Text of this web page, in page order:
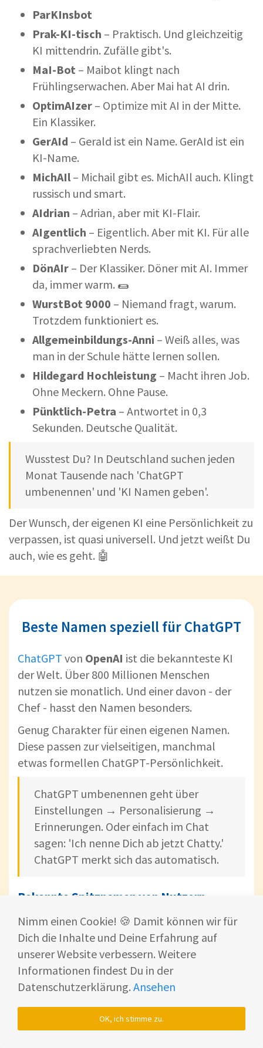
ParKInsbot
Prak-KI-tisch – Praktisch. Und gleichzeitig
KI mittendrin. Zufälle gibt's.
MaI-Bot – Maibot klingt nach
Frühlingserwachen. Aber Mai hat AI drin.
OptimAIzer – Optimize mit AI in der Mitte.
Ein Klassiker.
GerAId – Gerald ist ein Name. GerAId ist ein
KI-Name.
MichAIl – Michail gibt es. MichAIl auch. Klingt
russisch und smart.
AIdrian – Adrian, aber mit KI-Flair.
AIgentlich – Eigentlich. Aber mit KI. Für alle
sprachverliebten Nerds.
DönAIr – Der Klassiker. Döner mit AI. Immer
da, immer warm. 🌯
WurstBot 9000 – Niemand fragt, warum.
Trotzdem funktioniert es.
Allgemeinbildungs-Anni – Weiß alles, was
man in der Schule hätte lernen sollen.
Hildegard Hochleistung – Macht ihren Job.
Ohne Meckern. Ohne Pause.
Pünktlich-Petra – Antwortet in 0,3
Sekunden. Deutsche Qualität.
Wusstest Du? In Deutschland suchen jeden
Monat Tausende nach 'ChatGPT
umbenennen' und 'KI Namen geben'.
Der Wunsch, der eigenen KI eine Persönlichkeit zu
verpassen, ist quasi universell. Und jetzt weißt Du
auch, wie es geht. 🤖
Beste Namen speziell für ChatGPT
ChatGPT von OpenAI ist die bekannteste KI
der Welt. Über 800 Millionen Menschen
nutzen sie monatlich. Und einer davon - der
Chef - hasst den Namen besonders.
Genug Charakter für einen eigenen Namen.
Diese passen zur vielseitigen, manchmal
etwas formellen ChatGPT-Persönlichkeit.
ChatGPT umbenennen geht über
Einstellungen → Personalisierung →
Erinnerungen. Oder einfach im Chat
sagen: 'Ich nenne Dich ab jetzt Chatty.'
ChatGPT merkt sich das automatisch.
Bekannte Spitznamen von Nutzern
Chatty – Der Klassiker. Kurz, eingängig,
trifft den Kern.
Chat– Noch kürzer. Noch direkter.
GPT– Für alle, die technisch bleiben
wollen.
Geppetto– Schafft etwas aus dem
Nichts. Wie Pinocchio, nur digital.
Nimm einen Cookie! 🍪 Damit können wir für
Dich die Inhalte und Deine Erfahrung auf
unserer Website verbessern. Weitere
Informationen findest Du in der
Datenschutzerklärung. Ansehen
OK, ich stimme zu.